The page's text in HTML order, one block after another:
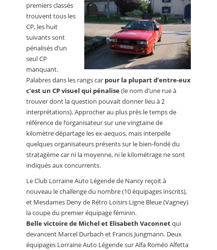
premiers classés
trouvent tous les
CP, les huit
suivants sont
pénalisés d’un
seul CP
manquant.
Palabres dans les rangs car pour la plupart d’entre-eux
c’est un CP visuel qui pénalise(le nom d’une rue à
trouver dont la question pouvait donner lieu à 2
interprétations). Approcher au plus près le temps de
référence de l’organisateur sur une vingtaine de
kilomètre départage les ex-aequos, mais interpelle
quelques organisateurs présents sur le bien-fondé du
stratagème car ni la moyenne, ni le kilométrage ne sont
indiqués aux concurrents.
Le Club Lorraine Auto Légende de Nancy reçoit à
nouveau le challenge du nombre (10 équipages inscrits),
et Mesdames Deny de Rétro Loisirs Ligne Bleue (Vagney)
la coupe du premier équipage féminin.
Belle victoire de Michel et Elisabeth Vaconnetqui
devancent Marcel Durbach et Francis Jungmann. Deux
équipages Lorraine Auto Légende sur Alfa Roméo Alfetta